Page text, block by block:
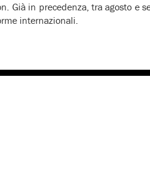
Già in precedenza, tra agosto e
internazionali.